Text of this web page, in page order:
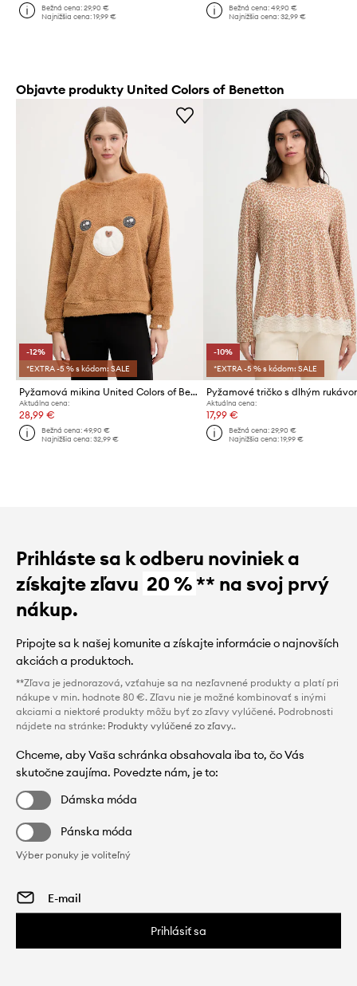
Bežná cena:29,90 €
Najnižšia cena:19,99 €
Bežná cena: 49,90 €
Najnižšia cena: 32,99 €
Objavte produkty United Colors of Benetton
-12%
*EXTRA -5 % s kódom: SALE
Pyžamová mikina United Colors of Benetton
Aktuálna cena:
28,99 €
Bežná cena:49,90 €
Najnižšia cena:32,99 €
-10%
*EXTRA -5 % s kódom: SALE
Aktuálna cena:
17,99 €
Bežná cena: 29,90 €
Najnižšia cena: 19,99 €
Prihláste sa k odberu noviniek a
získajte zľavu 20 %** na svoj prvý
nákup.
Pripojte sa k našej komunite a získajte informácie o najnovších
akciách a produktoch.
**Zľava je jednorazová, vzťahuje sa na nezľavnené produkty a platí pri
nákupe v min. hodnote 80 €. Zľavu nie je možné kombinovať s inými
akciami a niektoré produkty môžu byť zo zľavy vylúčené. Podrobnosti
nájdete na stránke: Produkty vylúčené zo zľavy..
Chceme, aby Vaša schránka obsahovala iba to, čo Vás
skutočne zaujíma. Povedzte nám, je to:
Dámska móda
Pánska móda
Výber ponuky je voliteľný
Prihlásiť sa